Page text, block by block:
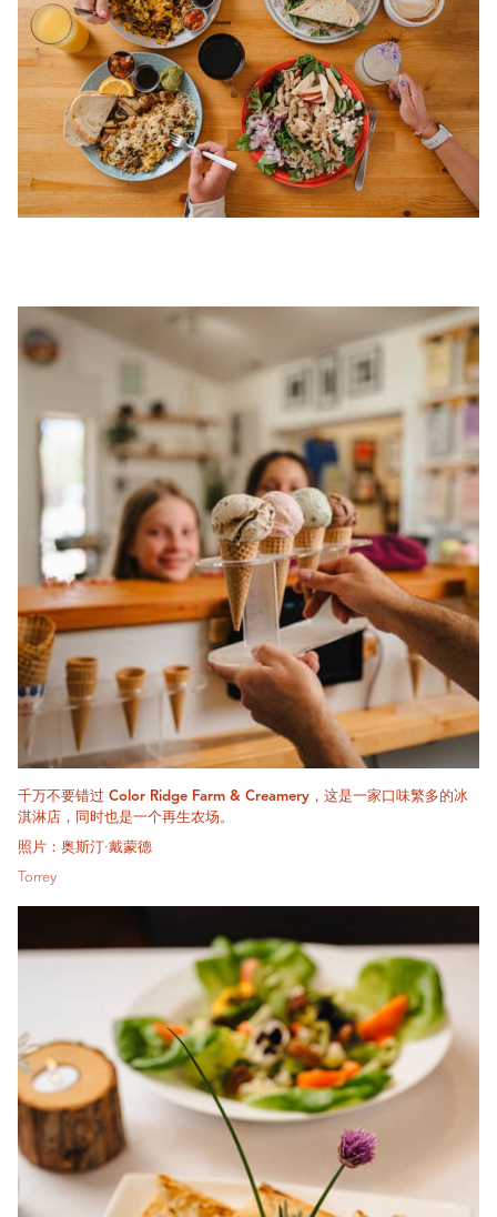
千万不要错过 Color Ridge Farm & Creamery，这是一家口味繁多的冰
淇淋店，同时也是一个再生农场。
照片：奥斯汀·戴蒙德
Torrey